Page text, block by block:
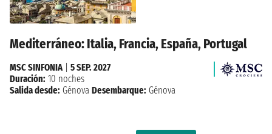
Mediterráneo: Italia, Francia, España, Portugal
MSC SINFONIA| 5 SEP. 2027
Duración: 10 noches
Salida desde: Génova Desembarque: Génova